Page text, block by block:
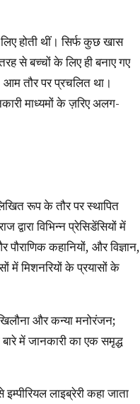
से बच्चों के लिए ही बनाए गए
तौर पर प्रचलित था।
माध्यमों के ज़रिए अलग-
विभिन्न प्रेसिडेंसियों में
कहानियों, और विज्ञान,
में मिशनरियों के प्रयासों के
में जानकारी का एक समृद्ध